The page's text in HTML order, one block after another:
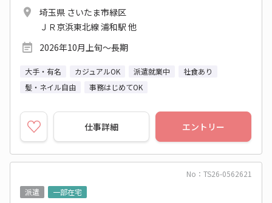
埼玉県 さいたま市緑区
ＪＲ京浜東北線 浦和駅 他
2026年10月上旬～長期
大手・有名 カジュアルOK 派遣就業中
社食あり
髪・ネイル自由
事務はじめてOK
仕事詳細 エントリー
No：TS26-0562621
派遣
一部在宅